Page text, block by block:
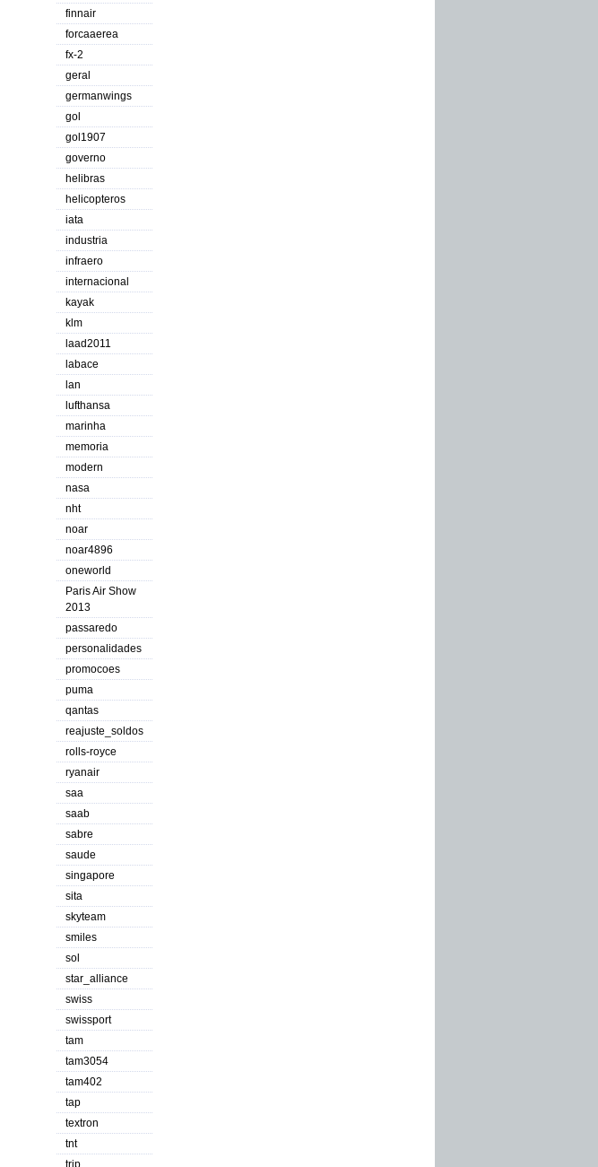
finnair
forcaaerea
fx-2
geral
germanwings
gol
gol1907
governo
helibras
helicopteros
iata
industria
infraero
internacional
kayak
klm
laad2011
labace
lan
lufthansa
marinha
memoria
modern
nasa
nht
noar
noar4896
oneworld
Paris Air Show
2013
passaredo
personalidades
promocoes
puma
qantas
reajuste_soldos
rolls-royce
ryanair
saa
saab
sabre
saude
singapore
sita
skyteam
smiles
sol
star_alliance
swiss
swissport
tam
tam3054
tam402
tap
textron
tnt
trip